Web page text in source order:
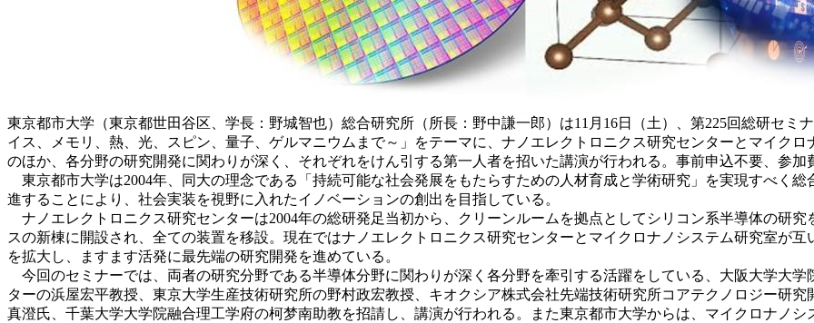
東京都市大学（東京都世田谷区、学長：野城智也）総合研究所（所長：野中謙一郎）は11月16日（土）、第225回総研セミ
イス、メモリ、熱、光、スピン、量子、ゲルマニウムまで～」をテーマに、ナノエレクトロニクス研究センターとマイク
のほか、各分野の研究開発に関わりが深く、それぞれをけん引する第一人者を招いた講演が行われる。事前申込不要、参加
東京都市大学は2004年、同大の理念である「持続可能な社会発展をもたらすための人材育成と学術研究」を実現すべく
進することにより、社会実装を視野に入れたイノベーションの創出を目指している。
ナノエレクトロニクス研究センターは2004年の総研発足当初から、クリーンルームを拠点としてシリコン系半導体の研
スの新棟に開設され、全ての装置を移設。現在ではナノエレクトロニクス研究センターとマイクロナノシステム研究室が
を拡大し、ますます活発に最先端の研究開発を進めている。
今回のセミナーでは、両者の研究分野である半導体分野に関わりが深く各分野を牽引する活躍をしている、大阪大学大
ターの浜屋宏平教授、東京大学生産技術研究所の野村政宏教授、キオクシア株式会社先端技術研究所コアテクノロジー研
真澄氏、千葉大学大学院融合理工学府の柯梦南助教を招請し、講演が行われる。また東京都市大学からは、マイクロナノ